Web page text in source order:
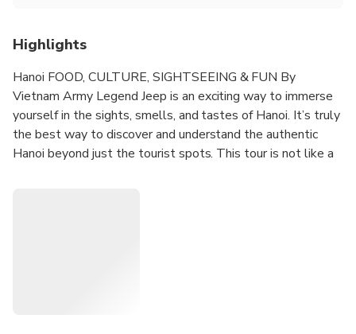
6,600ไมล์ KrisFlyer
เฉพาะสมาชิก KrisFlyer เท่านั้น
THB ???
เฉพาะสมาชิก KrisFlyer เท่านั้น
THB ???
เฉพาะสมาชิก KrisFlyer เท่านั้น
7,100ไมล์ KrisFlyer
เฉพาะสมาชิก KrisFlyer เท่านั้น
Highlights
Hanoi FOOD, CULTURE, SIGHTSEEING & FUN By
Vietnam Army Legend Jeep is an exciting way to immerse
yourself in the sights, smells, and tastes of Hanoi. It’s truly
the best way to discover and understand the authentic
Hanoi beyond just the tourist spots. This tour is not like a